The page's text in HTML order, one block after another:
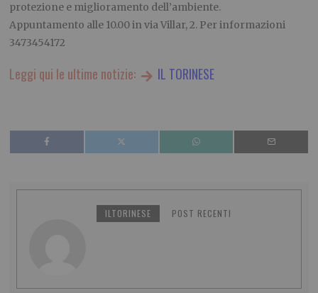
protezione e miglioramento dell’ambiente.
Appuntamento alle 10.00 in via Villar, 2. Per informazioni
3473454172
Leggi qui le ultime notizie: IL TORINESE
ILTORINESE POST RECENTI